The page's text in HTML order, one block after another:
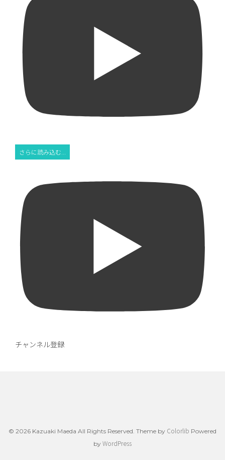
さらに読み込む...
チャンネル登録
© 2026 Kazuaki Maeda All Rights Reserved. Theme by Colorlib Powered
by WordPress